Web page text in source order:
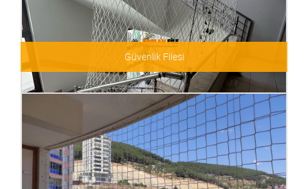
Güvenlik Filesi